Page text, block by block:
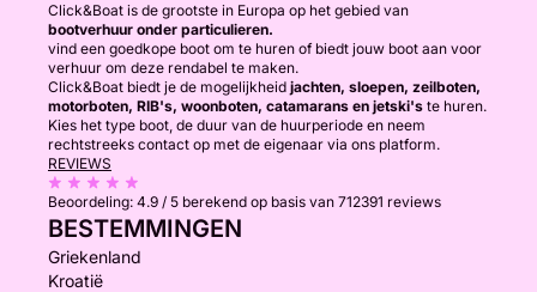
Click&Boat is de grootste in Europa op het gebied van
bootverhuur onder particulieren.
vind een goedkope boot om te huren of biedt jouw boot aan voor
verhuur om deze rendabel te maken.
Click&Boat biedt je de mogelijkheid jachten, sloepen, zeilboten,
motorboten, RIB's, woonboten, catamarans en jetski's te huren.
Kies het type boot, de duur van de huurperiode en neem
rechtstreeks contact op met de eigenaar via ons platform.
REVIEWS
Beoordeling: 4.9 / 5 berekend op basis van 712391 reviews
BESTEMMINGEN
Griekenland
Kroatië